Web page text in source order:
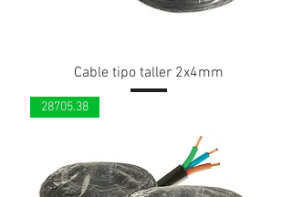
Cable tipo taller 2x4mm
28705.38